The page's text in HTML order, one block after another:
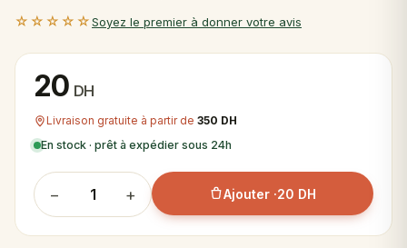
☆☆☆☆☆Soyez le premier à donner votre avis
20 DH
Livraison gratuite à partir de 350 DH
En stock · prêt à expédier sous 24h
− + Ajouter ·20 DH